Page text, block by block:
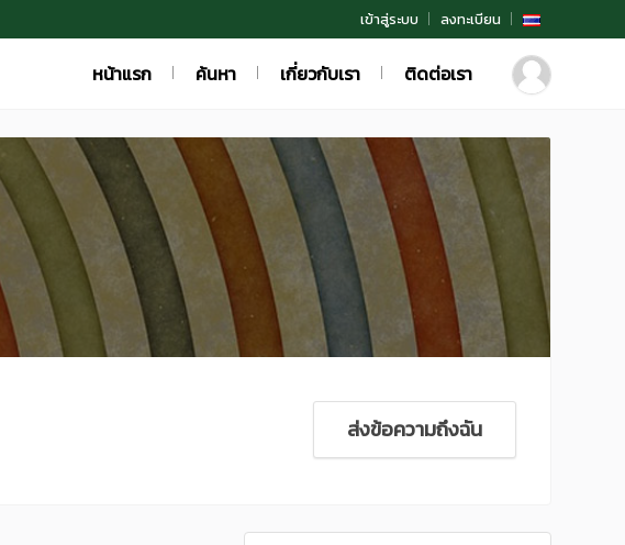
เข้าสู่ระบบ ลงทะเบียน
หน้าแรก ค้นหา เกี่ยวกับเรา ติดต่อเรา
ส่งข้อความถึงฉัน